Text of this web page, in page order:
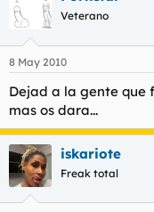
Veterano
8 May 2010
Dejad a la gente que
mas os dara...
iskariote
Freak total